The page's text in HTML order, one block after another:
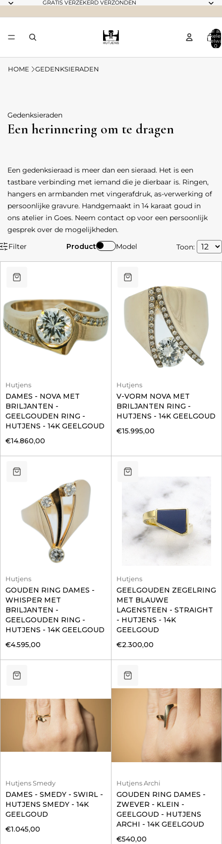
GRATIS VERZEKERD VERZONDEN
Totaal
0
HOME GEDENKSIERADEN
Gedenksieraden
Een herinnering om te dragen
Een gedenksieraad is meer dan een sieraad. Het is een
tastbare verbinding met iemand die je dierbaar is. Ringen,
hangers en armbanden met vingerafdruk, as-verwerking of
persoonlijke gravure. Handgemaakt in 14 karaat goud in
ons atelier in Goes. Neem contact op voor een persoonlijk
gesprek over de mogelijkheden.
Filter
Product Model Toon:
Hutjens
DAMES - NOVA MET
BRILJANTEN -
GEELGOUDEN RING -
HUTJENS - 14K GEELGOUD
€14.860,00
Hutjens
V-VORM NOVA MET
BRILJANTEN RING -
HUTJENS - 14K GEELGOUD
€15.995,00
Hutjens
GOUDEN RING DAMES -
WHISPER MET
BRILJANTEN -
GEELGOUDEN RING -
HUTJENS - 14K GEELGOUD
€4.595,00
Hutjens
GEELGOUDEN ZEGELRING
MET BLAUWE
LAGENSTEEN - STRAIGHT
- HUTJENS - 14K
GEELGOUD
€2.300,00
Hutjens Smedy
DAMES - SMEDY - SWIRL -
HUTJENS SMEDY - 14K
GEELGOUD
€1.045,00
Hutjens Archi
GOUDEN RING DAMES -
ZWEVER - KLEIN -
GEELGOUD - HUTJENS
ARCHI - 14K GEELGOUD
€540,00